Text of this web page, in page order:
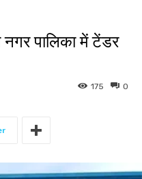
पालिका में टेंडर
0
175